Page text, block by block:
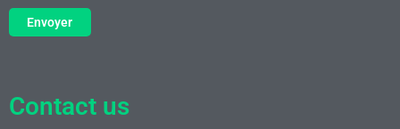
Envoyer
Contact us